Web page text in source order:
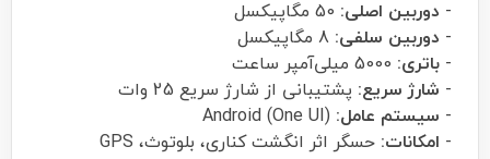
- دوربین اصلی:
- دوربین سلفی:
- باتری:
- شارژ سریع: پشتیبانی از شارژ سریع 25 وات
- سیستم عامل:
- امکانات: حسگر اثر انگشت کناری، بلوتوث، GPS